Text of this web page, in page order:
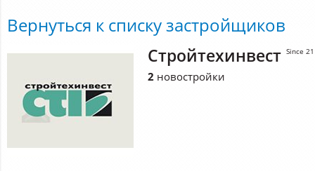
Вернуться к списку застройщиков
Стройтехинвест Since
2 новостройки